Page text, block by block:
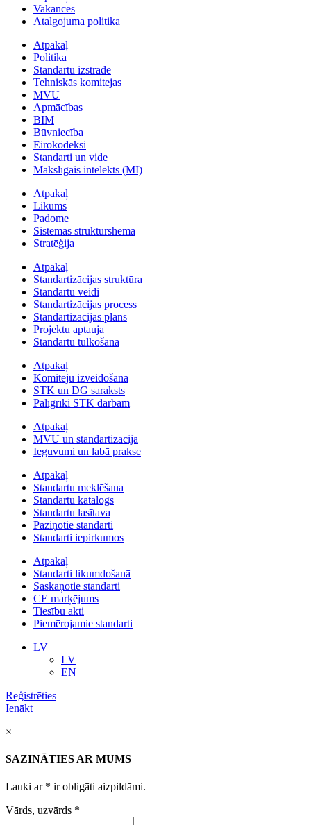
Vakances
Atalgojuma politika
Atpakaļ
Politika
Standartu izstrāde
Tehniskās komitejas
MVU
Apmācības
BIM
Būvniecība
Eirokodeksi
Standarti un vide
Mākslīgais intelekts (MI)
Atpakaļ
Likums
Padome
Sistēmas struktūrshēma
Stratēģija
Atpakaļ
Standartizācijas struktūra
Standartu veidi
Standartizācijas process
Standartizācijas plāns
Projektu aptauja
Standartu tulkošana
Atpakaļ
Komiteju izveidošana
STK un DG saraksts
Palīgrīki STK darbam
Atpakaļ
MVU un standartizācija
Ieguvumi un labā prakse
Atpakaļ
Standartu meklēšana
Standartu katalogs
Standartu lasītava
Paziņotie standarti
Standarti iepirkumos
Atpakaļ
Standarti likumdošanā
Saskaņotie standarti
CE marķējums
Tiesību akti
Piemērojamie standarti
LV
LV
EN
Reģistrēties
Ienākt
×
SAZINĀTIES AR MUMS
Lauki ar * ir obligāti aizpildāmi.
Vārds, uzvārds *